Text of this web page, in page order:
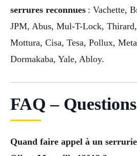
serrures reconnues : Vachette,
JPM, Abus, Mul-T-Lock,
Mottura, Cisa, Tesa, Pollux,
Dormakaba, Yale, Abloy.
FAQ –
Quand faire appel à un